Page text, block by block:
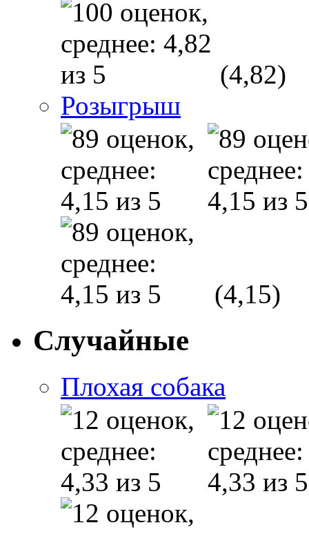
(4,82)
Розыгрыш
(4,15)
Случайные
Плохая собака